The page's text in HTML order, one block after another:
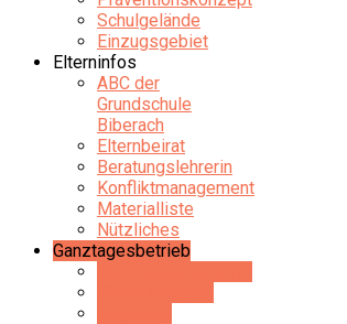
Schulgelände
Einzugsgebiet
Elterninfos
ABC der
Grundschule
Biberach
Elternbeirat
Beratungslehrerin
Konfliktmanagement
Materialliste
Nützliches
Ganztagesbetrieb